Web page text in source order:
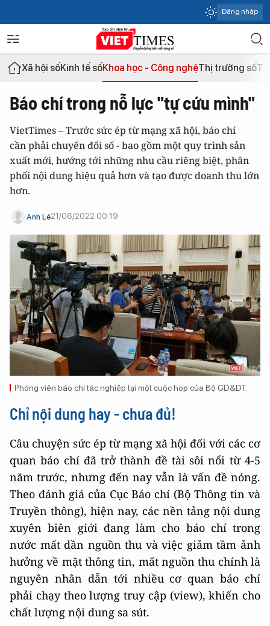
Đăng nhập
Xã hội sốKinh tế sốKhoa học - Công nghệThị trường số
Báo chí trong nỗ lực "tự cứu mình"
VietTimes – Trước sức ép từ mạng xã hội, báo chí
cần phải chuyển đổi số - bao gồm một quy trình sản
xuất mới, hướng tới những nhu cầu riêng biệt, phân
phối nội dung hiệu quả hơn và tạo được doanh thu lớn
hơn.
Anh Lê21/06/2022 00:19
Phóng viên báo chí tác nghiệp tại một cuộc họp của Bộ GD&ĐT.
Chỉ nội dung hay - chưa đủ!
Câu chuyện sức ép từ mạng xã hội đối với các cơ
quan báo chí đã trở thành đề tài sôi nổi từ 4-5
năm trước, nhưng đến nay vẫn là vấn đề nóng.
Theo đánh giá của Cục Báo chí (Bộ Thông tin và
Truyền thông), hiện nay, các nền tảng nội dung
xuyên biên giới đang làm cho báo chí trong
nước mất dần nguồn thu và việc giảm tầm ảnh
hưởng về mặt thông tin, mất nguồn thu chính là
nguyên nhân dẫn tới nhiều cơ quan báo chí
phải chạy theo lượng truy cập (view), khiến cho
chất lượng nội dung sa sút.